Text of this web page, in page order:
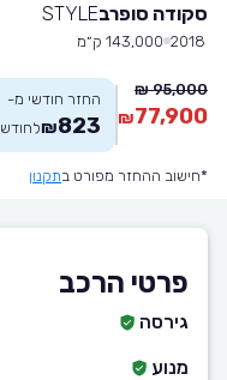
סקודה סופרבSTYLE
2018 143,000 ק״מ
95,000 ₪
77,900
₪
החזר חודשי מ-
823
₪לחודש
*חישוב ההחזר מפורט בתקנון
פרטי הרכב
גירסה
מנוע